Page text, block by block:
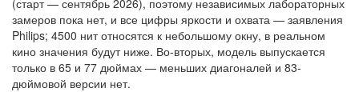
замеров пока нет, и все цифры яркости и охвата — заявления
Philips; 4500 нит относятся к небольшому окну, в реальном
кино значения будут ниже. Во-вторых, модель выпускается
только в 65 и 77 дюймах — меньших диагоналей и 83-
дюймовой версии нет.